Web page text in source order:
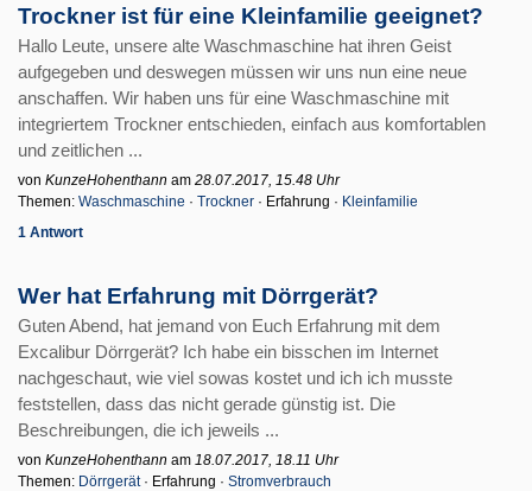
Trockner ist für eine Kleinfamilie geeignet?
Hallo Leute, unsere alte Waschmaschine hat ihren Geist
aufgegeben und deswegen müssen wir uns nun eine neue
anschaffen. Wir haben uns für eine Waschmaschine mit
integriertem Trockner entschieden, einfach aus komfortablen
und zeitlichen ...
von KunzeHohenthann am 28.07.2017, 15.48 Uhr
Themen: Waschmaschine · Trockner · Erfahrung · Kleinfamilie
1 Antwort
Wer hat Erfahrung mit Dörrgerät?
Guten Abend, hat jemand von Euch Erfahrung mit dem
Excalibur Dörrgerät? Ich habe ein bisschen im Internet
nachgeschaut, wie viel sowas kostet und ich ich musste
feststellen, dass das nicht gerade günstig ist. Die
Beschreibungen, die ich jeweils ...
von KunzeHohenthann am 18.07.2017, 18.11 Uhr
Themen: Dörrgerät· Erfahrung · Stromverbrauch